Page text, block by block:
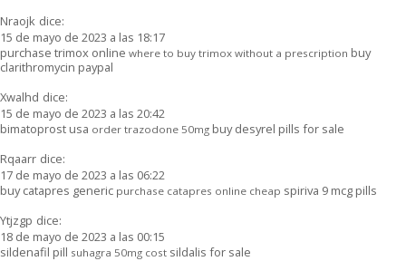
Nraojk dice:
15 de mayo de 2023 a las 18:17
purchase trimox online where to buy trimox without a prescription buy
clarithromycin paypal
Xwalhd dice:
15 de mayo de 2023 a las 20:42
bimatoprost usa order trazodone 50mg buy desyrel pills for sale
Rqaarr dice:
17 de mayo de 2023 a las 06:22
buy catapres generic purchase catapres online cheap spiriva 9 mcg pills
Ytjzgp dice:
18 de mayo de 2023 a las 00:15
sildenafil pill suhagra 50mg cost sildalis for sale